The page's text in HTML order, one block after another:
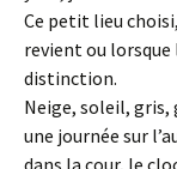
Ce petit lieu
revient ou lorsque
distinction.
Neige, soleil, gris,
une journée sur
dans la cour, le